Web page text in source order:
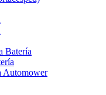
Batería
Automower